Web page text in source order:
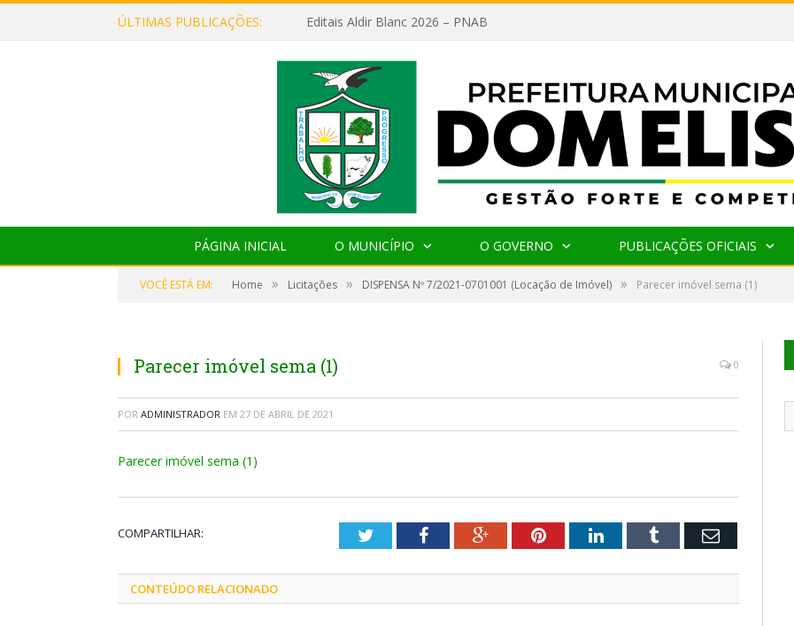
ÚLTIMAS PUBLICAÇÕES: Editais Aldir Blanc 2026 – PNAB
PÁGINA INICIAL O MUNICÍPIO O GOVERNO PUBLICAÇÕES OFICIAIS
VOCÊ ESTÁ EM: Home » Licitações » DISPENSA Nº 7/2021-0701001 (Locação de Imóvel) » Parecer imóvel sema (1)
Parecer imóvel sema (1) 0
POR ADMINISTRADOR EM 27 DE ABRIL DE 2021
Parecer imóvel sema (1)
COMPARTILHAR: TwitterFacebookGoogle+PinterestLinkedInTumblr Email
CONTEÚDO RELACIONADO